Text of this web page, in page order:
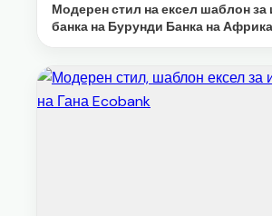
Модерен стил на ексел шаблон за
банка на Бурунди Банка на